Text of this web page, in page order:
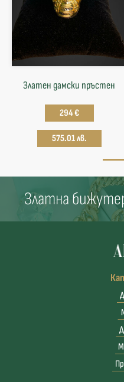
Златен дамски пръстен
294 €
575.01 лв.
Златна